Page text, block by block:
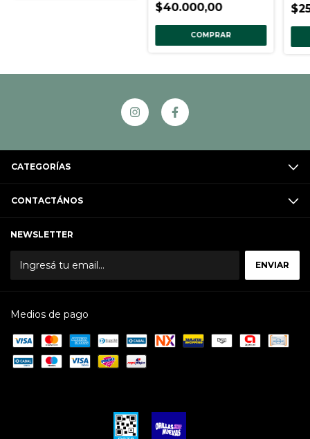
$40.000,00
COMPRAR
CATEGORÍAS
CONTACTÁNOS
NEWSLETTER
Medios de pago